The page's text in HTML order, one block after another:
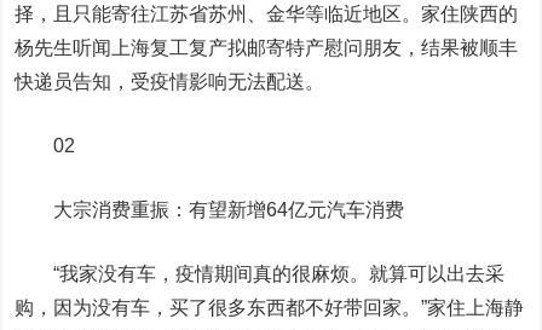
择，且只能寄往江苏省苏州、金华等临近地区。家住陕西的
杨先生听闻上海复工复产拟邮寄特产慰问朋友，结果被顺丰
快递员告知，受疫情影响无法配送。
02
大宗消费重振：有望新增64亿元汽车消费
“我家没有车，疫情期间真的很麻烦。就算可以出去采
购，因为没有车，买了很多东西都不好带回家。”家住上海静